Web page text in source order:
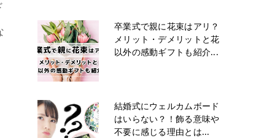
卒業式で親に花束はアリ？
メリット・デメリットと花
以外の感動ギフトも紹介...
結婚式にウェルカムボード
はいらない？！飾る意味や
不要に感じる理由とは...